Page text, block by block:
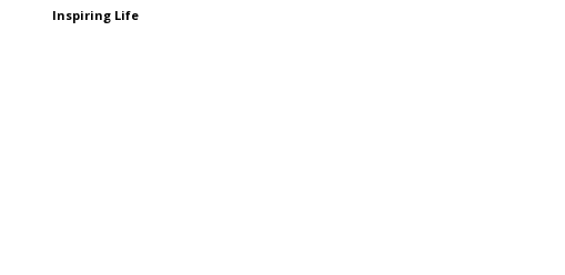
Inspiring Life